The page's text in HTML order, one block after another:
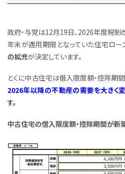
政府・与党は12月19日、2026年度税制
年末が適用期限となっていた住宅ロー
の拡充が決定しています。
とくに中古住宅は借入限度額・控除期
2026年以降の不動産の需要を大きく
す。
中古住宅の借入限度額・控除期間が新